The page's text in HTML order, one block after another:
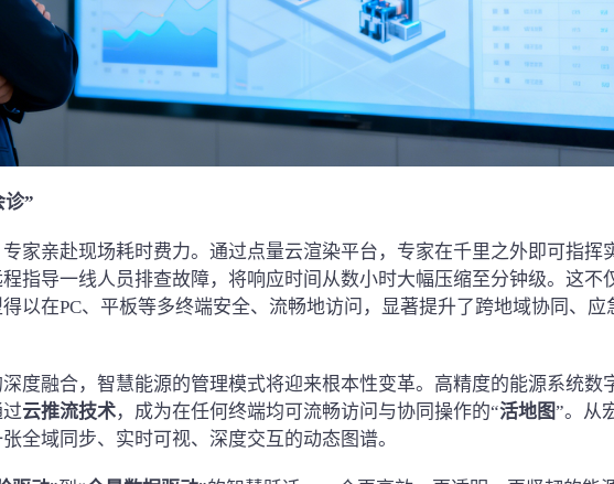
诊”
家亲赴现场耗时费力。通过点量云渲染平台，专家在千里之外即可指挥
指导一线人员排查故障，将响应时间从数小时大幅压缩至分钟级。这不
以在PC、平板等多终端安全、流畅地访问，显著提升了跨地域协同、应
度融合，智慧能源的管理模式将迎来根本性变革。高精度的能源系统数
云推流技术，成为在任何终端均可流畅访问与协同操作的“活地图”。从
全域同步、实时可视、深度交互的动态图谱。